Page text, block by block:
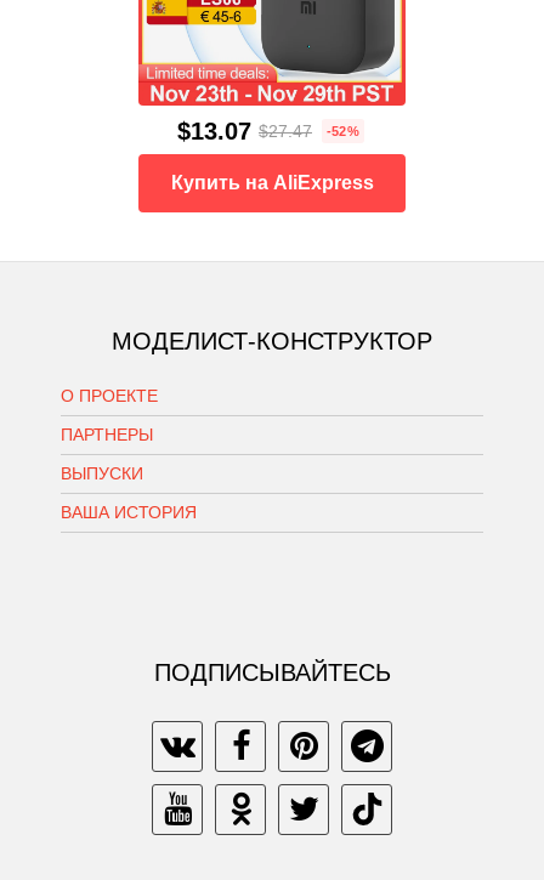
$13.07 $27.47 -52%
Купить на AliExpress
МОДЕЛИСТ-КОНСТРУКТОР
О ПРОЕКТЕ
ПАРТНЕРЫ
ВЫПУСКИ
ВАША ИСТОРИЯ
ПОДПИСЫВАЙТЕСЬ